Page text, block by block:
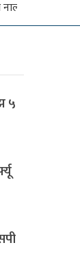
नाला जाम हुँदा
५